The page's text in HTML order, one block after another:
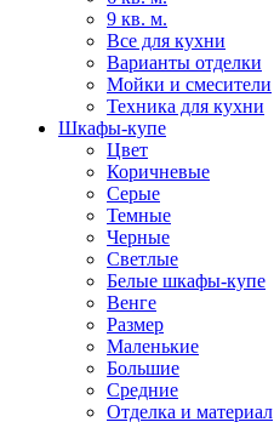
9 кв. м.
Все для кухни
Варианты отделки
Мойки и смесители
Техника для кухни
Шкафы-купе
Цвет
Коричневые
Серые
Темные
Черные
Светлые
Белые шкафы-купе
Венге
Размер
Маленькие
Большие
Средние
Отделка и материал